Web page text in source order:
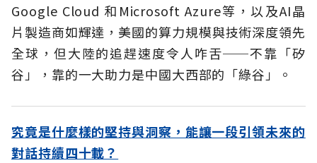
Google Cloud 和Microsoft Azure等，以及AI晶
片製造商如輝達，美國的算力規模與技術深度領先
全球，但大陸的追趕速度令人咋舌──不靠「矽
谷」，靠的一大助力是中國大西部的「綠谷」。
究竟是什麼樣的堅持與洞察，能讓一段引領未來的
對話持續四十載？